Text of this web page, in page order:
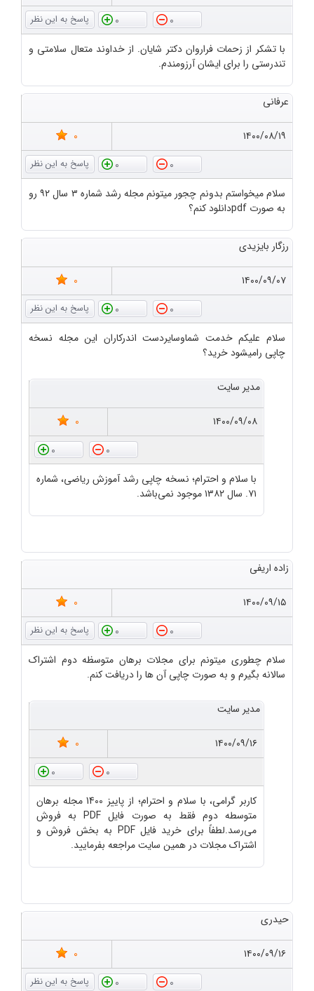
0
0
با تشکر از زحمات فراروان دکتر شایان. از خداوند متعال سلامتی و
تندرستی را برای ایشان آرزومندم.
عرفانی
۱۴۰۰/۰۸/۱۹
0
0
0
سلام میخواستم بدونم چجور میتونم مجله رشد شماره ۳ سال ۹۲ رو
به صورت pdfدانلود کنم؟
رزگار بایزیدی
۱۴۰۰/۰۹/۰۷
0
0
0
سلام علیکم خدمت شماوسایردست اندرکاران این مجله نسخه
چاپی رامیشود خرید؟
مدیر سایت
۱۴۰۰/۰۹/۰۸
0
0
0
با سلام و احترام؛ نسخه چاپی رشد آموزش ریاضی، شماره
۷۱. سال ۱۳۸۲ موجود نمی‌باشد.
زاده اریفی
۱۴۰۰/۰۹/۱۵
0
0
0
سلام چطوری میتونم برای مجلات برهان متوسظه دوم اشتراک
سالانه بگیرم و به صورت چاپی آن ها را دریافت کنم.
مدیر سایت
۱۴۰۰/۰۹/۱۶
0
0
0
کاربر گرامی، با سلام و احترام؛ از پاییز 1400 مجله برهان
متوسطه دوم فقط به صورت فایل PDF به فروش
می‌رسد.لطفاً برای خرید فایل PDF به بخش فروش و
اشتراک مجلات در همین سایت مراجعه بفرمایید.
حیدری
۱۴۰۰/۰۹/۱۶
0
0
0